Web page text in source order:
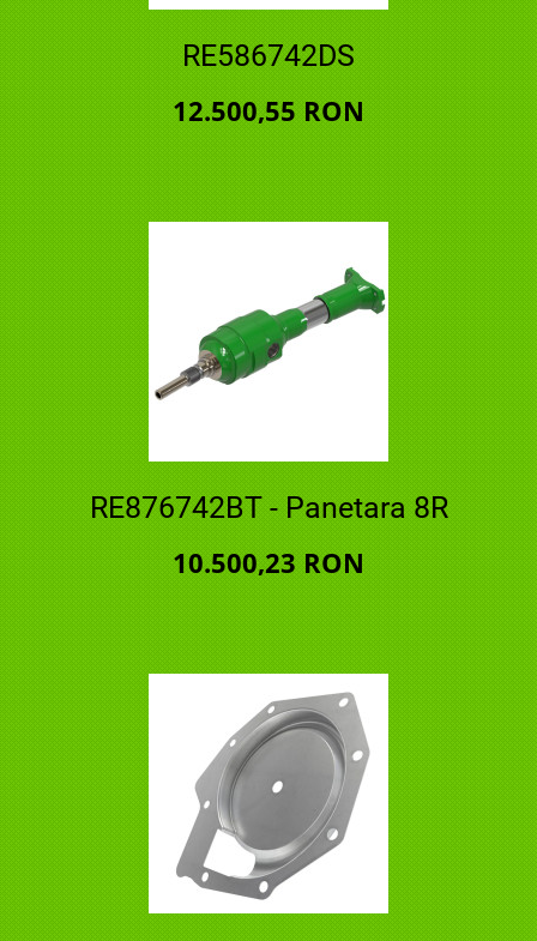
RE586742DS
12.500,55 RON
RE876742BT - Panetara 8R
10.500,23 RON